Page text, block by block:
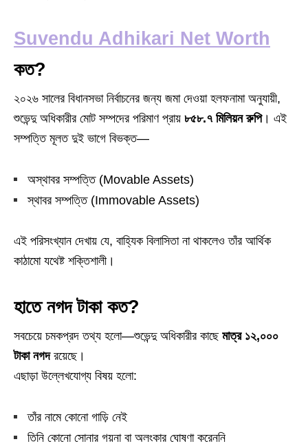
Suvendu Adhikari Net Worth
কত?
২০২৬ সালের বিধানসভা নির্বাচনের জন্য জমা দেওয়া হলফনামা অনুযায়ী,
শুভেন্দু অধিকারীর মোট সম্পদের পরিমাণ প্রায় ৮৫৮.৭ মিলিয়ন রুপি। এই
সম্পত্তি মূলত দুই ভাগে বিভক্ত—
অস্থাবর সম্পত্তি (Movable Assets)
স্থাবর সম্পত্তি (Immovable Assets)
এই পরিসংখ্যান দেখায় যে, বাহ্যিক বিলাসিতা না থাকলেও তাঁর আর্থিক
কাঠামো যথেষ্ট শক্তিশালী।
হাতে নগদ টাকা কত?
সবচেয়ে চমকপ্রদ তথ্য হলো—শুভেন্দু অধিকারীর কাছে মাত্র ১২,০০০
টাকা নগদরয়েছে।
এছাড়া উল্লেখযোগ্য বিষয় হলো:
তাঁর নামে কোনো গাড়ি নেই
তিনি কোনো সোনার গয়না বা অলংকার ঘোষণা করেননি